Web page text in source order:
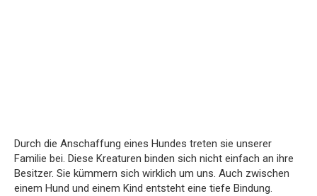
Durch die Anschaffung eines Hundes treten sie unserer
Familie bei. Diese Kreaturen binden sich nicht einfach an ihre
Besitzer. Sie kümmern sich wirklich um uns. Auch zwischen
einem Hund und einem Kind entsteht eine tiefe Bindung.